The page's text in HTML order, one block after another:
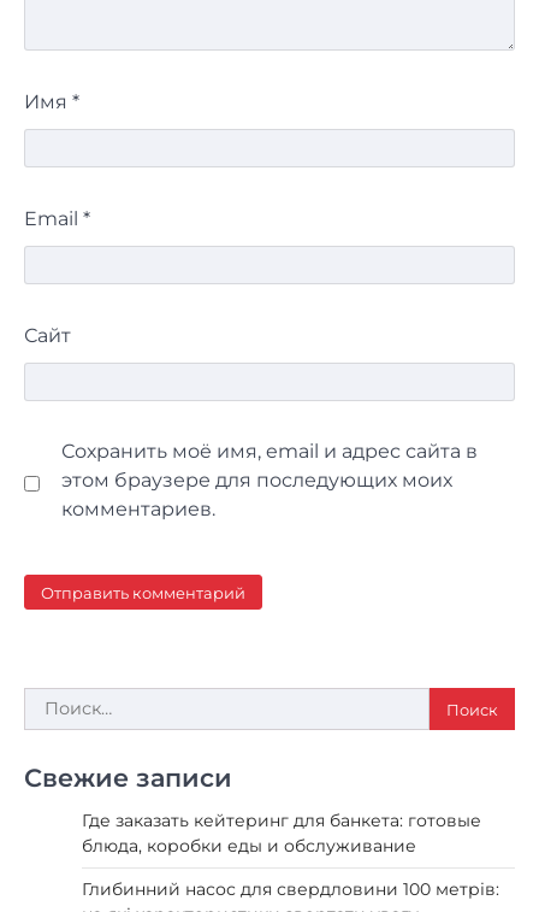
Имя *
Email *
Сайт
Сохранить моё имя, email и адрес сайта в
этом браузере для последующих моих
комментариев.
Найти:
Свежие записи
Где заказать кейтеринг для банкета: готовые
блюда, коробки еды и обслуживание
Глибинний насос для свердловини 100 метрів: